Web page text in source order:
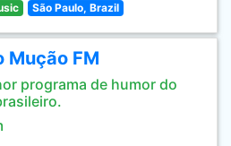
São Paulo, Brazil
Mução FM
programa de humor do